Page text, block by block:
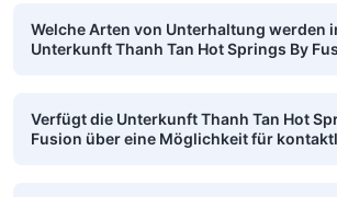
Welche Arten von Unterhaltung werden
Unterkunft Thanh Tan Hot Springs By
Verfügt die Unterkunft Thanh Tan Hot
Fusion über eine Möglichkeit für